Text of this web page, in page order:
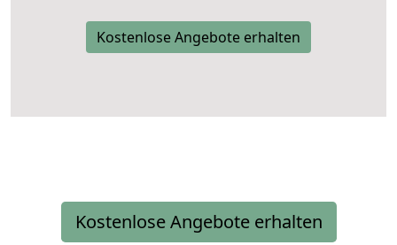
Kostenlose Angebote erhalten
Kostenlose Angebote erhalten